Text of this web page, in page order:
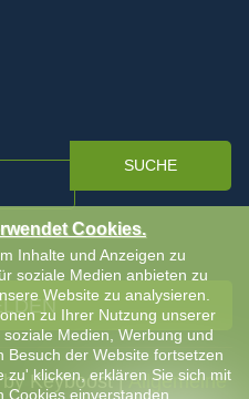
SUCHE
Keyboost |Allgemeine
Cookies.
Inhalte und Anzeigen zu
soziale Medien anbieten zu
Website zu analysieren.
zu Ihrer Nutzung unserer
Medien, Werbung und
Besuch der Website fortsetzen
klicken, erklären Sie sich mit
Cookies einverstanden.